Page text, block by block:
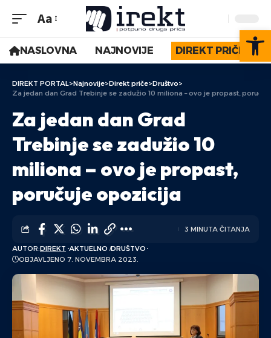
Aa
NASLOVNA NAJNOVIJE DIREKT PRIČE
DIREKT PORTAL>Najnovije>Direkt priče>Društvo>
Za jedan dan Grad Trebinje se zadužio 10 miliona – ovo je propast,
Za jedan dan Grad
Trebinje se zadužio 10
miliona – ovo je propast,
poručuje opozicija
AUTOR:DIREKT AKTUELNO DRUŠTVO
OBJAVLJENO 7. NOVEMBRA 2023.
3 MINUTA ČITANJA